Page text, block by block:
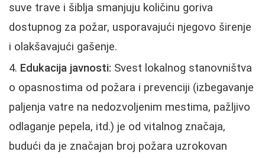
suve trave i šiblja smanjuju količinu goriva
dostupnog za požar, usporavajući njegovo širenje
i olakšavajući gašenje.
Edukacija javnosti: Svest lokalnog stanovništva
o opasnostima od požara i prevenciji (izbegavanje
paljenja vatre na nedozvoljenim mestima, pažljivo
odlaganje pepela, itd.) je od vitalnog značaja,
budući da je značajan broj požara uzrokovan